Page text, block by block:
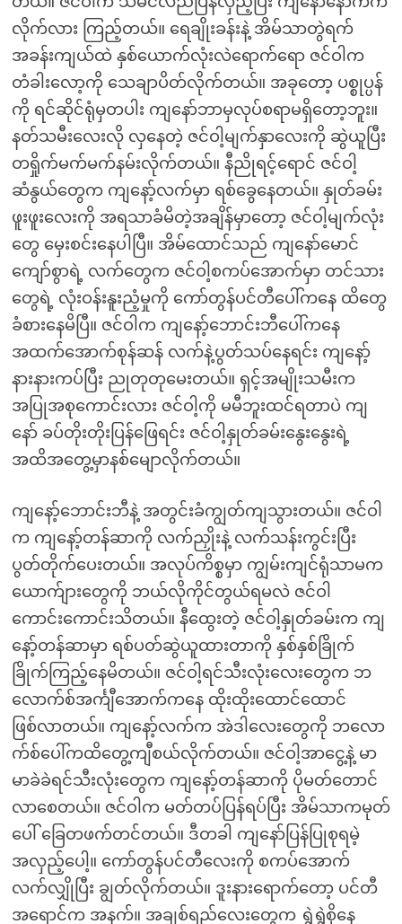
လိုက်လား ကြည့်တယ်။ ရေချိုးခန်းနဲ့ အိမ်သာတွဲရက်
အခန်းကျယ်ထဲ နှစ်ယောက်လုံးလဲရောက်ရော ဇင်ဝါက
တံခါးလော့ကို သေချာပိတ်လိုက်တယ်။ အခုတော့ ပစ္စုပ္ပန်
ကို ရင်ဆိုင်ရုံမှတပါး ကျနော်ဘာမှလုပ်စရာမရှိတော့ဘူး။
နတ်သမီးလေးလို လှနေတဲ့ ဇင်ဝါ့မျက်နှာလေးကို ဆွဲယူပြီး
တရှိုက်မက်မက်နမ်းလိုက်တယ်။ နီညိုရင့်ရောင် ဇင်ဝါ့
ဆံနွယ်တွေက ကျနော့်လက်မှာ ရစ်ခွေနေတယ်။ နှုတ်ခမ်း
ဖူးဖူးလေးကို အရသာခံမိတဲ့အချိန်မှာတော့ ဇင်ဝါ့မျက်လုံး
တွေ မှေးစင်းနေပါပြီ။ အိမ်ထောင်သည် ကျနော်မောင်
ကျော်စွာရဲ့ လက်တွေက ဇင်ဝါ့စကပ်အောက်မှာ တင်သား
တွေရဲ့ လုံးဝန်းနူးညံ့မှုကို ကော်တွန်ပင်တီပေါ်ကနေ ထိတွေ
ခံစားနေမိပြီ။ ဇင်ဝါက ကျနော့်ဘောင်းဘီပေါ်ကနေ
အထက်အောက်စုန်ဆန် လက်နဲ့ပွတ်သပ်နေရင်း ကျနော့်
နားနားကပ်ပြီး ညုတုတုမေးတယ်။ ရှင့်အမျိုးသမီးက
အပြုအစုကောင်းလား ဇင်ဝါ့ကို မမီဘူးထင်ရတာပဲ ကျ
နော် ခပ်တိုးတိုးပြန်ဖြေရင်း ဇင်ဝါ့နှုတ်ခမ်းနွေးနွေးရဲ့
အထိအတွေ့မှာနစ်မျောလိုက်တယ်။
ကျနော့်ဘောင်းဘီနဲ့ အတွင်းခံကျွတ်ကျသွားတယ်။ ဇင်ဝါ
က ကျနော့်တန်ဆာကို လက်ညှိုးနဲ့ လက်သန်းကွင်းပြီး
ပွတ်တိုက်ပေးတယ်။ အလုပ်ကိစ္စမှာ ကျွမ်းကျင်ရုံသာမက
ယောက်ျားတွေကို ဘယ်လိုကိုင်တွယ်ရမလဲ ဇင်ဝါ
ကောင်းကောင်းသိတယ်။ နီထွေးတဲ့ ဇင်ဝါ့နှုတ်ခမ်းက ကျ
နော့်တန်ဆာမှာ ရစ်ပတ်ဆွဲယူထားတာကို နှစ်နှစ်ခြိုက်
ခြိုက်ကြည့်နေမိတယ်။ ဇင်ဝါ့ရင်သီးလုံးလေးတွေက ဘ
လောက်စ်အင်္ကျီအောက်ကနေ ထိုးထိုးထောင်ထောင်
ဖြစ်လာတယ်။ ကျနော့်လက်က အဲဒါလေးတွေကို ဘလော
က်စ်ပေါ်ကထိတွေ့ကျီစယ်လိုက်တယ်။ ဇင်ဝါ့အာငွေ့နဲ့ မာ
မာခဲခဲရင်သီးလုံးတွေက ကျနော့်တန်ဆာကို ပိုမတ်တောင်
လာစေတယ်။ ဇင်ဝါက မတ်တပ်ပြန်ရပ်ပြီး အိမ်သာကမုတ်
ပေါ် ခြေတဖက်တင်တယ်။ ဒီတခါ ကျနော်ပြန်ပြုစုရမဲ့
အလှည့်ပေါ့။ ကော်တွန်ပင်တီလေးကို စကပ်အောက်
လက်လျှိုပြီး ချွတ်လိုက်တယ်။ ဒူးနားရောက်တော့ ပင်တီ
အရောင်က အနက်။ အချစ်ရည်လေးတွေက ရွှဲရွှဲစိုနေ